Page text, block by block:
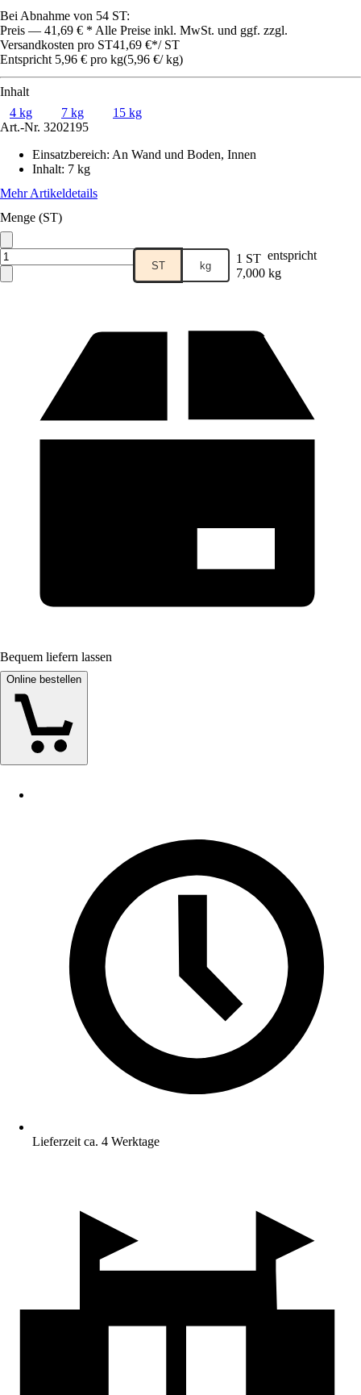
Bei Abnahme von 54 ST:
Preis — 41,69 € * Alle Preise inkl. MwSt. und ggf. zzgl.
Versandkosten pro ST41,69 €*/ ST
Entspricht 5,96 € pro kg(5,96 €/ kg)
Inhalt
4 kg
7 kg
15 kg
Art.-Nr. 3202195
Einsatzbereich: An Wand und Boden, Innen
Inhalt: 7 kg
Mehr Artikeldetails
Menge (ST)
ST kg 1 ST entspricht
7,000 kg
Bequem liefern lassen
Online bestellen
Lieferzeit ca. 4 Werktage